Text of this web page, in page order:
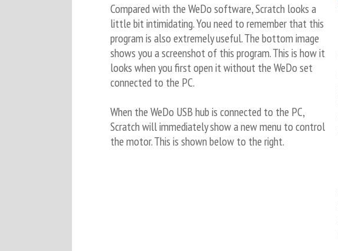
Compared with the WeDo software, Scratch looks a
little bit intimidating. You need to remember that this
program is also extremely useful. The bottom image
shows you a screenshot of this program. This is how it
looks when you first open it without the WeDo set
connected to the PC.
When the WeDo USB hub is connected to the PC,
Scratch will immediately show a new menu to control
the motor. This is shown below to the right.